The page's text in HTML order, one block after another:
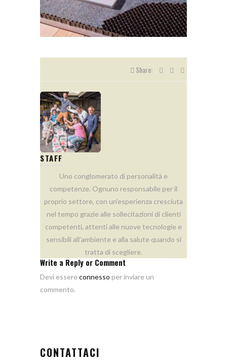
Share:
STAFF
Uno conglomerato di personalità e
competenze. Ognuno responsabile per il
proprio settore, con un'esperienza cresciuta
nel tempo grazie alle sollecitazioni di clienti
competenti, attenti alle nuove tecnologie e
sensibili all'ambiente e alla salute quando si
tratta di scegliere.
Write a Reply or Comment
Devi essere connesso per inviare un
commento.
CONTATTACI